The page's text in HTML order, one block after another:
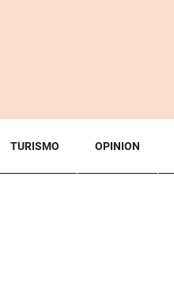
TURISMO OPINION